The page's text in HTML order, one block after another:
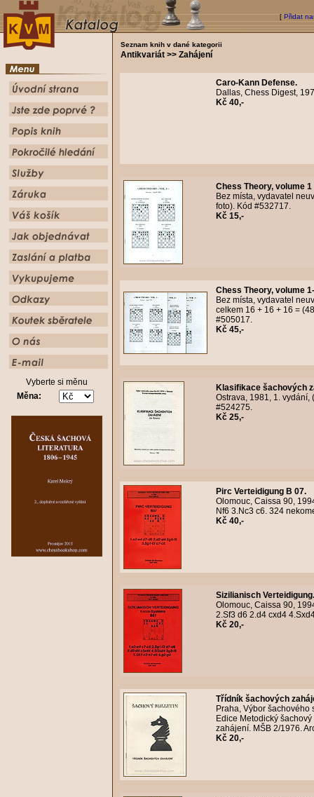
[ Přidat
Vyberte si měnu
Měna:
Seznam knih v dané kategorii
Antikvariát >> Zahájení
Caro-Kann Defense.
Dallas, Chess Digest,
Kč 40,-
Chess Theory, volume
Bez místa, vydavatel
foto). Kód #532717.
Kč 15,-
Chess Theory, volume
Bez místa, vydavatel
celkem 16 + 16 + 16 =
#505017.
Kč 45,-
Klasifikace šachových
Ostrava, 1981, 1. vydání,
#524275.
Kč 25,-
Pirc Verteidigung B 07.
Olomouc, Caissa 90,
Nf6 3.Nc3 c6. 324
Kč 40,-
Sizilianisch
Olomouc, Caissa 90,
2.Sf3 d6 2.d4 cxd4
Kč 20,-
Třídník šachových
Praha, Výbor šachového
Edice Metodický
zahájení. MŠB 2/1976.
Kč 20,-